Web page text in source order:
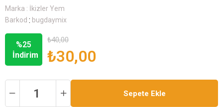
Marka : İkizler Yem
Barkod : bugdaymix
%25
İndirim
₺40,00
₺30,00